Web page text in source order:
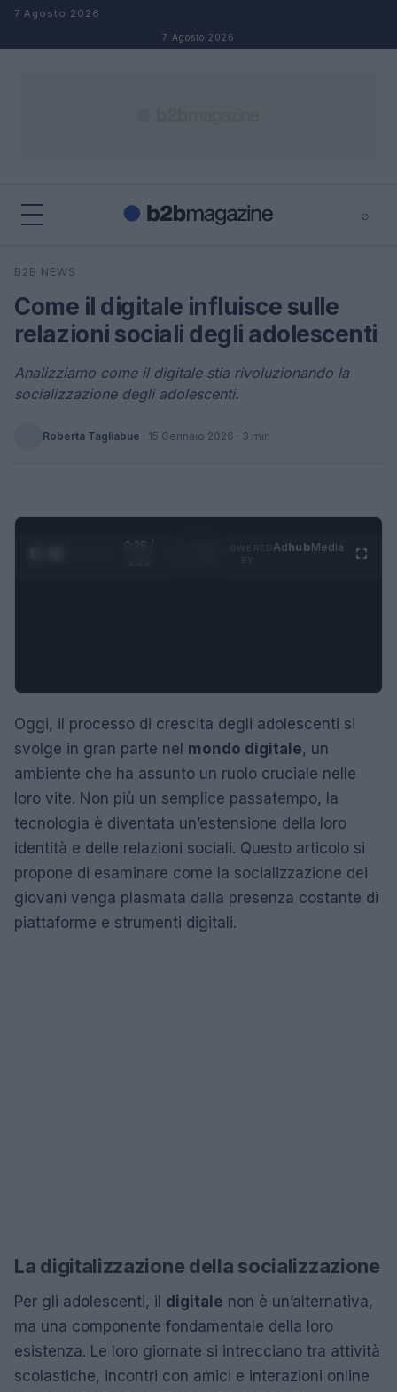
Salta al contenuto
7 Agosto 2026
7 Agosto 2026
⌕
Cerca
B2B NEWS
Come il digitale influisce sulle
relazioni sociali degli adolescenti
Analizziamo come il digitale stia rivoluzionando la
socializzazione degli adolescenti.
Roberta Tagliabue · 15 Gennaio 2026 · 3 min
0:29 /
AdhubMedia
Oggi, il processo di crescita degli adolescenti si
svolge in gran parte nel mondo digitale, un
ambiente che ha assunto un ruolo cruciale nelle
loro vite. Non più un semplice passatempo, la
tecnologia è diventata un’estensione della loro
identità e delle relazioni sociali. Questo articolo si
propone di esaminare come la socializzazione dei
giovani venga plasmata dalla presenza costante di
piattaforme e strumenti digitali.
La digitalizzazione della socializzazione
Per gli adolescenti, il digitale non è un’alternativa,
ma una componente fondamentale della loro
esistenza. Le loro giornate si intrecciano tra attività
scolastiche, incontri con amici e interazioni online